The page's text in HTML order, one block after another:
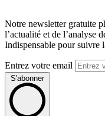
Notre newsletter gratuite
l’actualité et de l’analyse
Indispensable pour suivre
Entrez votre email
S'abonner